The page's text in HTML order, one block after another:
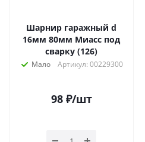
Шарнир гаражный d
16мм 80мм Миасс под
сварку (126)
Мало Артикул: 00229300
98₽/шт